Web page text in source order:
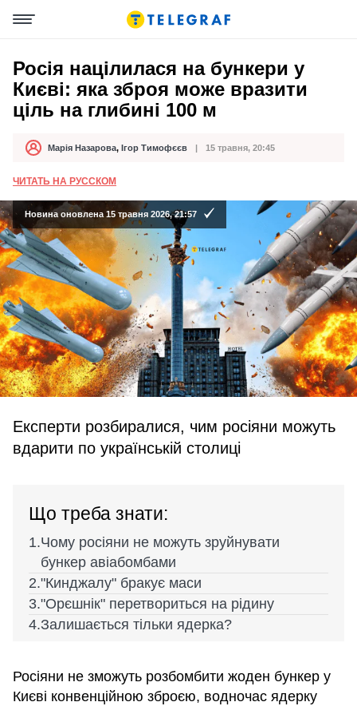
Росія націлилася на бункери у
Києві: яка зброя може вразити
ціль на глибині 100 м
АвторМарія Назарова, Ігор Тимофєєв
Дата публікації 15 травня, 20:45
ЧИТАТЬ НА РУССКОМ
Новина оновлена 15 травня 2026, 21:57
Експерти розбиралися, чим росіяни можуть
вдарити по українській столиці
Що треба знати:
Чому росіяни не можуть зруйнувати
бункер авіабомбами
"Кинджалу" бракує маси
"Орєшнік" перетвориться на рідину
Залишається тільки ядерка?
Росіяни не зможуть розбомбити жоден бункер у
Києві конвенційною зброєю, водночас ядерку